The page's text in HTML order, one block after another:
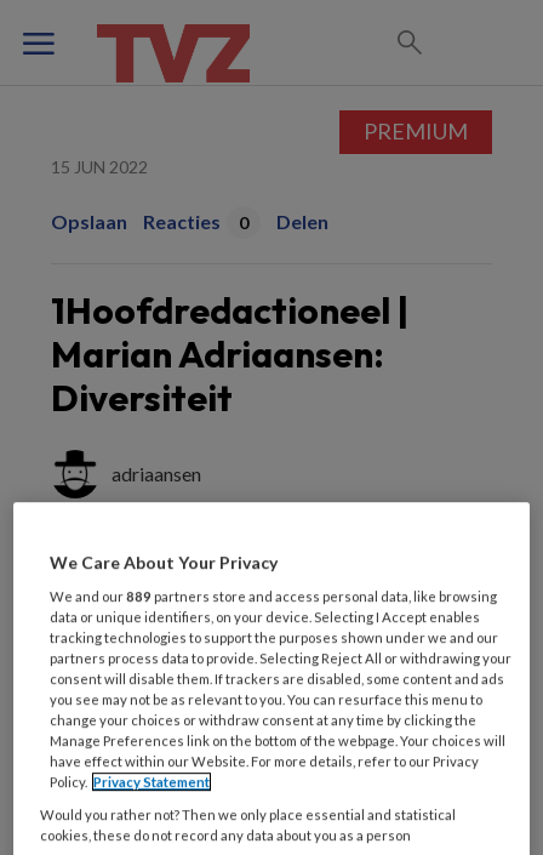
15 JUN 2022
Opslaan Reacties 0 Delen
1Hoofdredactioneel |
Marian Adriaansen:
Diversiteit
adriaansen
Deze aflevering van
dossier Diversiteit, met een aantal
verschillende invalshoeken, die
moeiteloos uitgebreid hadden kunnen
worden met andere.
Wat aangeeft dat het een meervoudig
PREMIUM
We Care About Your Privacy
We and our889 partners store and access personal data, like browsing
data or unique identifiers, on your device. Selecting I Accept enables
tracking technologies to support the purposes shown under we and our
partners process data to provide. Selecting Reject All or withdrawing your
consent will disable them. If trackers are disabled, some content and ads
you see may not be as relevant to you. You can resurface this menu to
change your choices or withdraw consent at any time by clicking the
Manage Preferences link on the bottom of the webpage. Your choices will
have effect within our Website. For more details, refer to our Privacy
Policy. Privacy Statement
Would you rather not? Then we only place essential and statistical
cookies, these do not record any data about you as a person